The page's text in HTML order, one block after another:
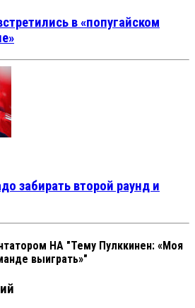
в «попугайском
забирать второй раунд и
НА "Тему Пулккинен: «Моя
выиграть»"